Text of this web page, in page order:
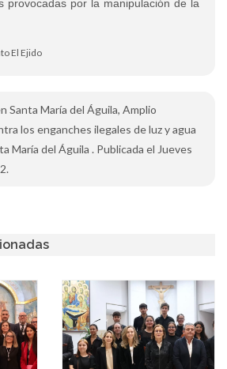
provocadas por la manipulación de la
El Ejido
Santa María del Águila, Amplio
los enganches ilegales de luz y agua
María del Águila . Publicada el Jueves